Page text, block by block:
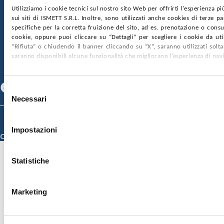
Utilizziamo i cookie tecnici sul nostro sito Web per offrirti l'esperienza
sui siti di ISMETT S.R.L. Inoltre, sono utilizzati anche cookies di terze
specifiche per la corretta fruizione del sito, ad es. prenotazione o
cookie, oppure puoi cliccare su “Dettagli” per scegliere i cookie da
“Rifiuta” o chiudendo il banner cliccando su “X”, saranno utilizzati
saranno disponibili alcune funzionalità che migliorano l’esperienza di
Selezione
delNecessari
Impostazioni
Statistiche
Marketing
SOCIETÀ TRASPARENTE WHISTLEBLOWING
GARE E CONTRATTIPRIVACYCOOKIE POLICY
SOSTIENICIMAPPA DEL SITOACCESSIBILITÀ
CONTATTI
Specializzazione)
Credits